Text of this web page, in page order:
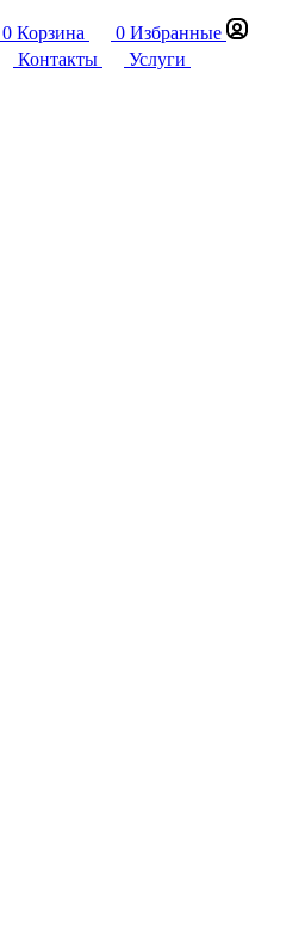
0 Корзина 0 Избранные
Контакты
Услуги